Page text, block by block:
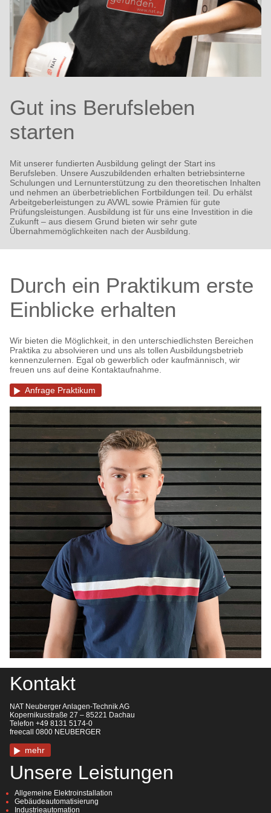
Gut ins Berufsleben
starten
Mit unserer fundierten Ausbildung gelingt der Start ins
Berufsleben. Unsere Auszubildenden erhalten betriebsinterne
Schulungen und Lernunterstützung zu den theoretischen Inhalten
und nehmen an überbetrieblichen Fortbildungen teil. Du erhälst
Arbeitgeberleistungen zu AVWL sowie Prämien für gute
Prüfungsleistungen. Ausbildung ist für uns eine Investition in die
Zukunft – aus diesem Grund bieten wir sehr gute
Übernahmemöglichkeiten nach der Ausbildung.
Durch ein Praktikum erste
Einblicke erhalten
Wir bieten die Möglichkeit, in den unterschiedlichsten Bereichen
Praktika zu absolvieren und uns als tollen Ausbildungsbetrieb
kennenzulernen. Egal ob gewerblich oder kaufmännisch, wir
freuen uns auf deine Kontaktaufnahme.
Anfrage Praktikum
Kontakt
NAT Neuberger Anlagen-Technik AG
Kopernikusstraße 27 – 85221 Dachau
Telefon +49 8131 5174-0
freecall 0800 NEUBERGER
mehr
Unsere Leistungen
Allgemeine Elektroinstallation
Gebäudeautomatisierung
Industrieautomation